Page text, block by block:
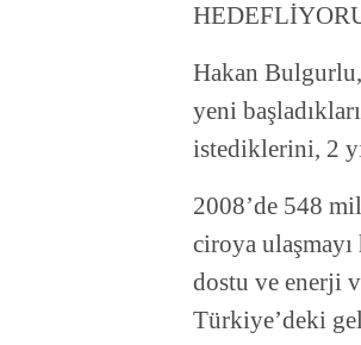
Hakan
yeni
istediklerini, 2
2008’de 548
ciroya
dostu ve enerji
Türkiye’deki